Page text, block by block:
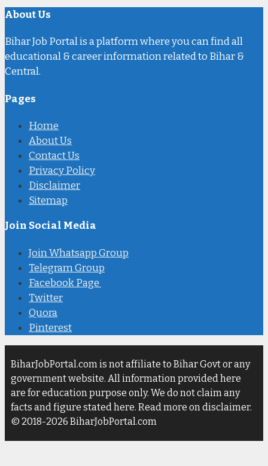
About Us
Bihar Job Portal is a platform where you can find all
educational & career information related to Bihar &
Central.
Pages
Home
About Us
Contact Us
Privacy Policy
Disclaimer
Sitemap
Join Social Media
Join Whatsapp Group
Telegram Group
Facebook Page
Twitter
Quora
Pinterest
BiharJobPortal.com is not affiliate to Bihar Govt or any
government website. All information provided here
are for education purpose only. We do not claim any
facts and figure stated here. Read more on disclaimer.
© 2018-2026 BiharJobPortal.com